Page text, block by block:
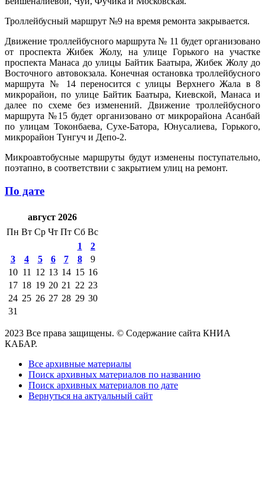
Троллейбусный маршрут №9 на время ремонта закрывается.
Движение троллейбусного маршрута № 11 будет организовано
от проспекта Жибек Жолу, на улице Горького на участке
проспекта Манаса до улицы Байтик Баатыра, Жибек Жолу до
Восточного автовокзала. Конечная остановка троллейбусного
маршрута № 14 переносится с улицы Верхнего Жала в 8
микрорайон, по улице Байтик Баатыра, Киевской, Манаса и
далее по схеме без изменений. Движение троллейбусного
маршрута №15 будет организовано от микрорайона Асанбай
по улицам Токонбаева, Сухе-Батора, Юнусалиева, Горького,
микрорайон Тунгуч и Депо-2.
Микроавтобусные маршруты будут изменены поступательно,
поэтапно, в соответствии с закрытием улиц на ремонт.
По дате
август 2026
Пн Вт Ср Чт Пт Сб Вс
1
2
3
4 5 6 7 8
9
10 11 12 13 14 15 16
17 18 19 20 21 22 23
24 25 26 27 28 29 30
31
2023 Все права защищены. © Содержание сайта КНИА
КАБАР.
Все архивные материалы
Поиск архивных материалов по названию
Поиск архивных материалов по дате
Вернуться на актуальный сайт